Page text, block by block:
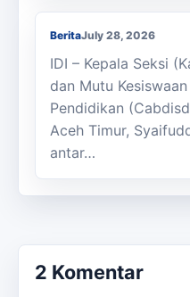
BeritaJuly 28, 2026
IDI – Kepala Seksi
dan Mutu
Pendidikan
Aceh Timur,
antar…
2 Komentar